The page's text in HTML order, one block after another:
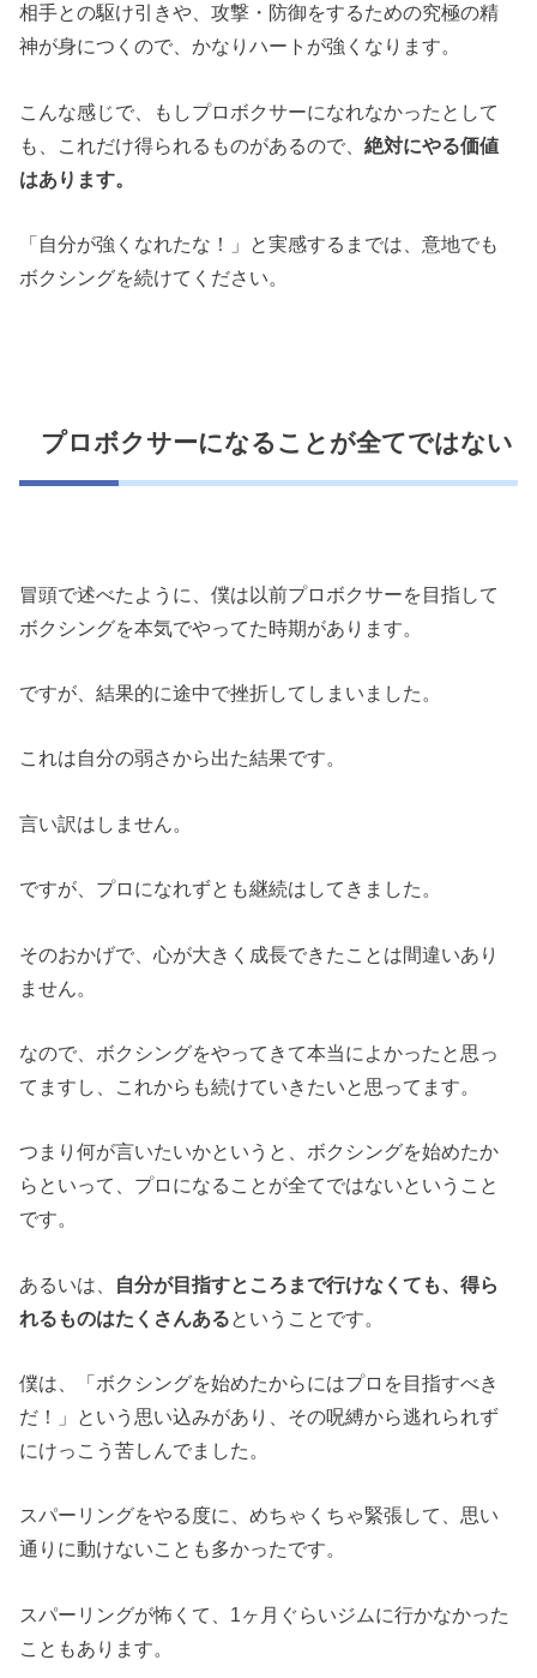
相手との駆け引きや、攻撃・防御をするための究極の精
神が身につくので、かなりハートが強くなります。
こんな感じで、もしプロボクサーになれなかったとして
も、これだけ得られるものがあるので、絶対にやる価値
はあります。
「自分が強くなれたな！」と実感するまでは、意地でも
ボクシングを続けてください。
プロボクサーになることが全てではない
冒頭で述べたように、僕は以前プロボクサーを目指して
ボクシングを本気でやってた時期があります。
ですが、結果的に途中で挫折してしまいました。
これは自分の弱さから出た結果です。
言い訳はしません。
ですが、プロになれずとも継続はしてきました。
そのおかげで、心が大きく成長できたことは間違いあり
ません。
なので、ボクシングをやってきて本当によかったと思っ
てますし、これからも続けていきたいと思ってます。
つまり何が言いたいかというと、ボクシングを始めたか
らといって、プロになることが全てではないということ
です。
あるいは、 自分が目指すところまで行けなくても、得ら
れるものはたくさんある ということです。
僕は、「ボクシングを始めたからにはプロを目指すべき
だ！」という思い込みがあり、その呪縛から逃れられず
にけっこう苦しんでました。
スパーリングをやる度に、めちゃくちゃ緊張して、思い
通りに動けないことも多かったです。
スパーリングが怖くて、1ヶ月ぐらいジムに行かなかった
こともあります。